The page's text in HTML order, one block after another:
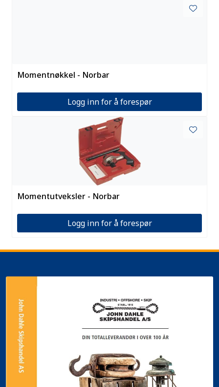
Momentnøkkel - Norbar
Logg inn for å forespør
Momentutveksler - Norbar
Logg inn for å forespør